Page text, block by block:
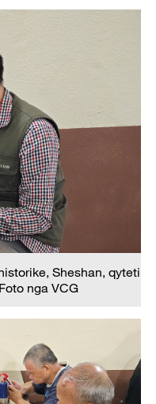
Sheshan, qyteti
nga VCG